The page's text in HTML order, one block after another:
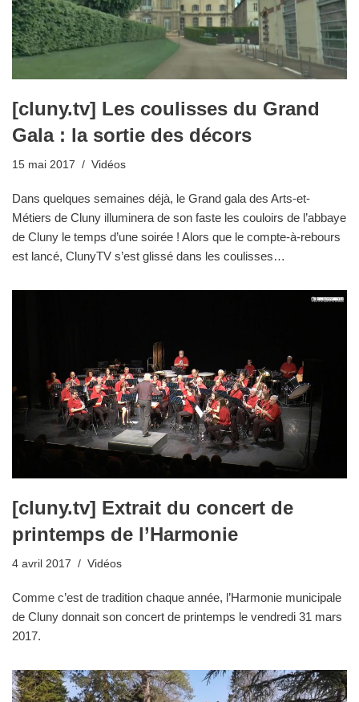
[cluny.tv] Les coulisses du Grand
Gala : la sortie des décors
15 mai 2017 Vidéos
Dans quelques semaines déjà, le Grand gala des Arts-et-
Métiers de Cluny illuminera de son faste les couloirs de l’abbaye
de Cluny le temps d’une soirée ! Alors que le compte-à-rebours
est lancé, ClunyTV s’est glissé dans les coulisses…
[cluny.tv] Extrait du concert de
printemps de l’Harmonie
4 avril 2017 Vidéos
Comme c’est de tradition chaque année, l’Harmonie municipale
de Cluny donnait son concert de printemps le vendredi 31 mars
2017.